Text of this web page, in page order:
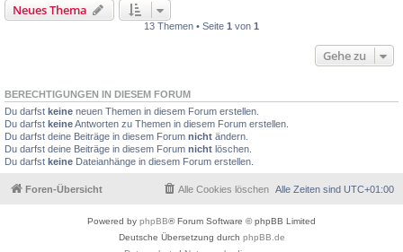
Neues Thema
13 Themen • Seite 1 von 1
Gehe zu
BERECHTIGUNGEN IN DIESEM FORUM
Du darfst keine neuen Themen in diesem Forum erstellen.
Du darfst keineAntworten zu Themen in diesem Forum erstellen.
Du darfst deine Beiträge in diesem Forum nicht ändern.
Du darfst deine Beiträge in diesem Forum nicht löschen.
Du darfst keine Dateianhänge in diesem Forum erstellen.
Foren-Übersicht Alle Zeiten sind UTC+01:00
Alle Cookies löschen
Powered by phpBB® Forum Software © phpBB Limited
Deutsche Übersetzung durch phpBB.de